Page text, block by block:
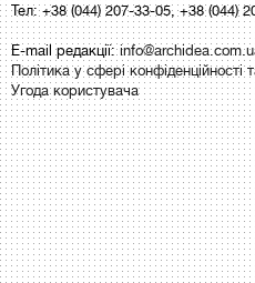
Тел: +38 (044) 207-33-05, +38 (044)
E-mail редакції:
Політика у сфері конфіденційності
Угода користувача